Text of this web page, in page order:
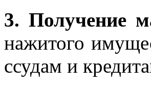
3. Получение
нажитого
ссудам и